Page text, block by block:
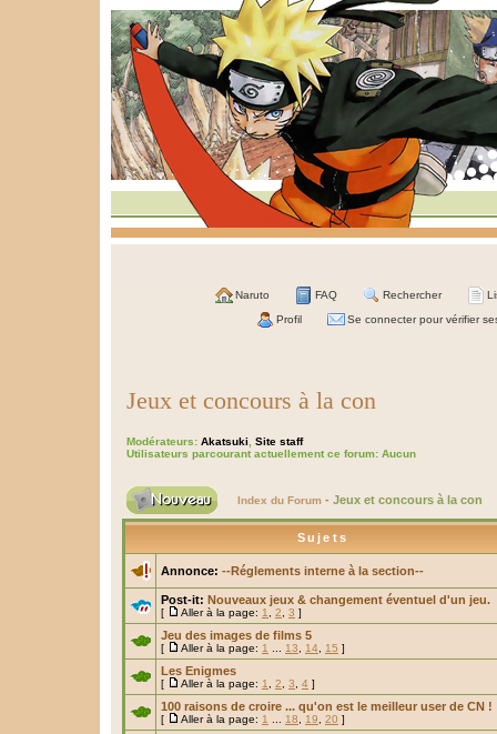
Naruto FAQ Rechercher
Profil Se connecter pour vérifier
Jeux et concours à la con
Modérateurs: Akatsuki
Site staff
Utilisateurs parcourant actuellement ce forum: Aucun
Index du Forum - Jeux et concours à la con
Sujets
Annonce: --Réglements interne à la section--
Post-it: Nouveaux jeux & changement éventuel d'un jeu.
[ Aller à la page: 1 2 3 ]
Jeu des images de films 5
[ Aller à la page: 1 13 14 15 ]
Les Enigmes
[ Aller à la page: 1 2 3 4 ]
100 raisons de croire ... qu'on est le meilleur user de CN !
[ Aller à la page: 1 18 19 20 ]